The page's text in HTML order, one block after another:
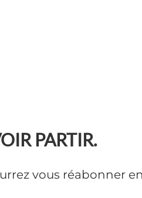
PARTIR.
vous réabonner